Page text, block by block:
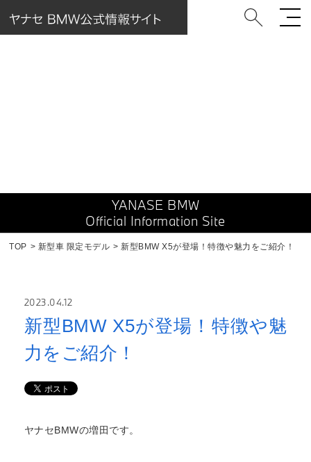
YANASE BMW
Official Information Site
TOP 新型車 限定モデル 新型BMW X5が登場！特徴や魅力をご紹介！
2023.04.12
新型BMW X5が登場！特徴や魅
力をご紹介！
ヤナセBMWの増田です。